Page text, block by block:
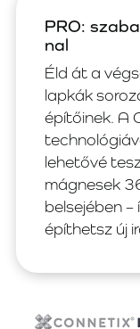
PRO:
nal
Éld át a
lapkák
építőinek. A
lehetővé
mágnesek
belsejében
építhetsz új